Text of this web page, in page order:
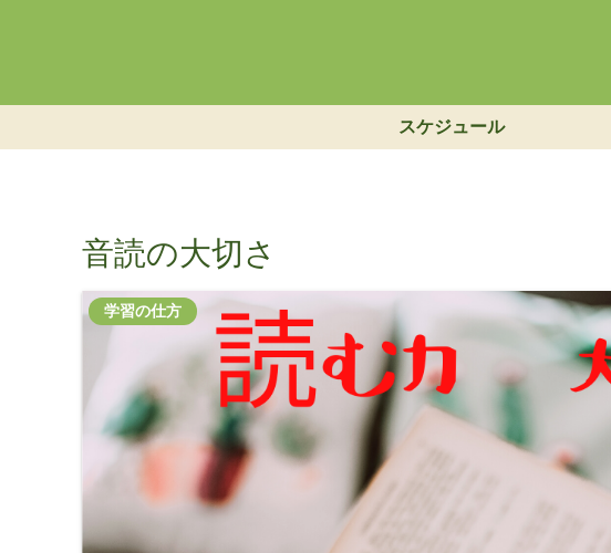
スケジュール
音読の大切さ
学習の仕方